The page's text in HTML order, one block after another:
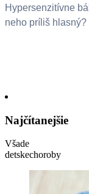
Hypersenzitívne
neho príliš hlasný?
Najčítanejšie
Všade
detskechoroby